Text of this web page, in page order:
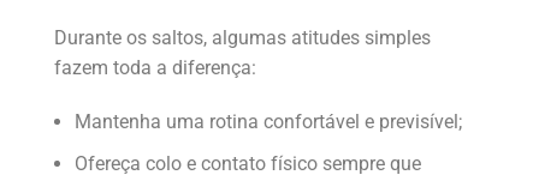
Durante os saltos, algumas atitudes simples
fazem toda a diferença:
Mantenha uma rotina confortável e previsível;
Ofereça colo e contato físico sempre que